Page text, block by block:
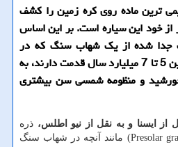
ترین ماده روی كره زمین را كشف
از خود این سیاره است. بر این اساس
جدا شده از یك شهاب سنگ كه در
استرالیا سقوط كرده است، بین 5 تا 7 میلیارد سال قدمت دارند، به
خورشید و منظومه شمسی سن بیشتری
ایسنا و به نقل از نیو اطلس، ذره
های های پیش خورشیدی(Presolar grains) مانند آنچه در شهاب سنگ